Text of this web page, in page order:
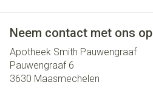
Neem contact met ons op
Apotheek Smith Pauwengraaf
Pauwengraaf 6
3630 Maasmechelen